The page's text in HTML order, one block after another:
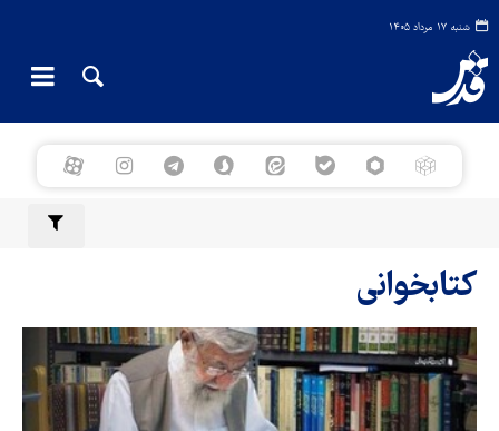
شنبه ۱۷ مرداد ۱۴۰۵
کتابخوانی